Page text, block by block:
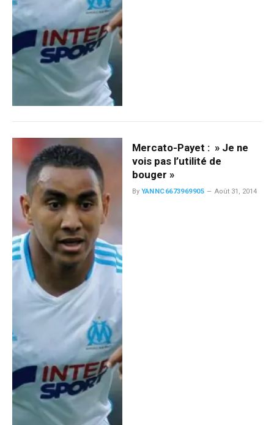
Mercato-Payet : » Je ne
vois pas l’utilité de
bouger »
By YANNC6673969905 Août 31, 2014